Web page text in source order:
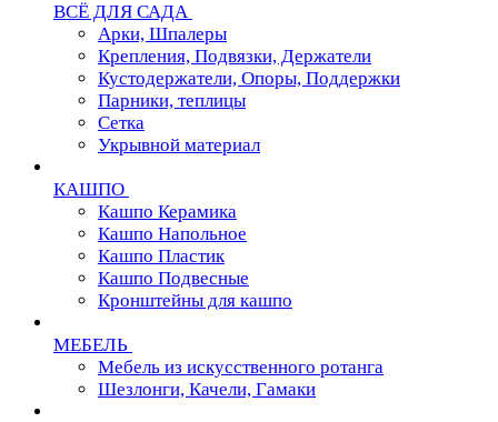
ВСЁ ДЛЯ САДА
Арки, Шпалеры
Крепления, Подвязки, Держатели
Кустодержатели, Опоры, Поддержки
Парники, теплицы
Сетка
Укрывной материал
КАШПО
Кашпо Керамика
Кашпо Напольное
Кашпо Пластик
Кашпо Подвесные
Кронштейны для кашпо
МЕБЕЛЬ
Мебель из искусственного ротанга
Шезлонги, Качели, Гамаки